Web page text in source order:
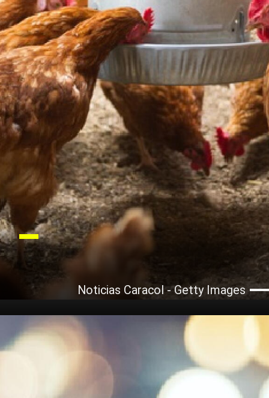
Noticias Caracol - Getty Images